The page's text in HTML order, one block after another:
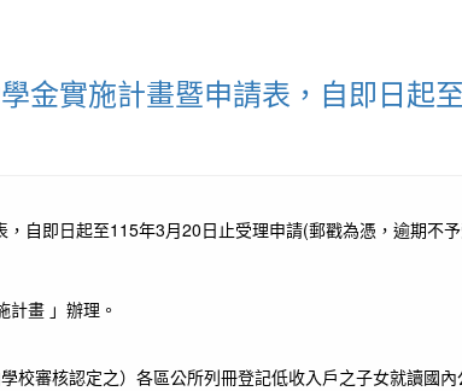
金實施計畫暨申請表，自即日起
自即日起至115年3月20日止受理申請(郵戳為憑，逾期不
畫 」辦理。
審核認定之）各區公所列冊登記低收入戶之子女就讀國